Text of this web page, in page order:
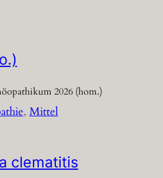
2026 (hom.)
, Mittel
clematitis